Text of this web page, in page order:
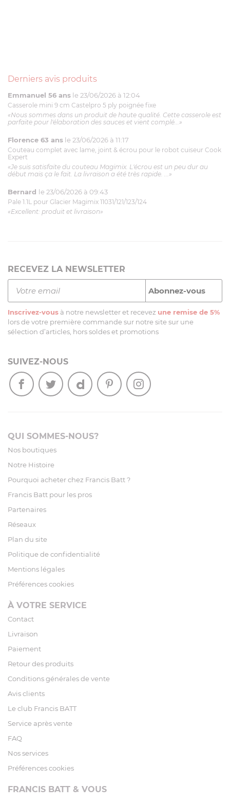
Derniers avis produits
Emmanuel 56 ans le 23/06/2026 à 12:04
Casserole mini 9 cm Castelpro 5 ply poignée fixe
«Nous sommes dans un produit de haute qualité. Cette casserole est
parfaite pour l'élaboration des sauces et vient complé...»
Florence 63 ans le 23/06/2026 à 11:17
Couteau complet avec lame, joint & écrou pour le robot cuiseur Cook
Expert
«Je suis satisfaite du couteau Magimix. L'écrou est un peu dur au
début mais ça le fait. La livraison a été très rapide. ...»
Bernard le 23/06/2026 à 09:43
Pale 1.1L pour Glacier Magimix 11031/121/123/124
«Excellent: produit et livraison»
RECEVEZ LA NEWSLETTER
Inscrivez-vous à notre newsletter et recevez une remise de 5%
lors de votre première commande sur notre site sur une
sélection d’articles, hors soldes et promotions
SUIVEZ-NOUS
QUI SOMMES-NOUS?
Nos boutiques
Notre Histoire
Pourquoi acheter chez Francis Batt ?
Francis Batt pour les pros
Partenaires
Réseaux
Plan du site
Politique de confidentialité
Mentions légales
Préférences cookies
À VOTRE SERVICE
Contact
Livraison
Paiement
Retour des produits
Conditions générales de vente
Avis clients
Le club Francis BATT
Service après vente
FAQ
Nos services
Préférences cookies
FRANCIS BATT & VOUS